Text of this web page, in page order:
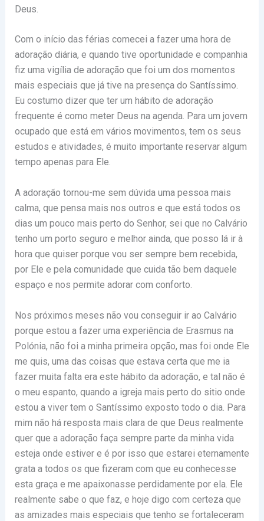
Deus.
Com o início das férias comecei a fazer uma hora de
adoração diária, e quando tive oportunidade e companhia
fiz uma vigília de adoração que foi um dos momentos
mais especiais que já tive na presença do Santíssimo.
Eu costumo dizer que ter um hábito de adoração
frequente é como meter Deus na agenda. Para um jovem
ocupado que está em vários movimentos, tem os seus
estudos e atividades, é muito importante reservar algum
tempo apenas para Ele.
A adoração tornou-me sem dúvida uma pessoa mais
calma, que pensa mais nos outros e que está todos os
dias um pouco mais perto do Senhor, sei que no Calvário
tenho um porto seguro e melhor ainda, que posso lá ir à
hora que quiser porque vou ser sempre bem recebida,
por Ele e pela comunidade que cuida tão bem daquele
espaço e nos permite adorar com conforto.
Nos próximos meses não vou conseguir ir ao Calvário
porque estou a fazer uma experiência de Erasmus na
Polónia, não foi a minha primeira opção, mas foi onde Ele
me quis, uma das coisas que estava certa que me ia
fazer muita falta era este hábito da adoração, e tal não é
o meu espanto, quando a igreja mais perto do sitio onde
estou a viver tem o Santíssimo exposto todo o dia. Para
mim não há resposta mais clara de que Deus realmente
quer que a adoração faça sempre parte da minha vida
esteja onde estiver e é por isso que estarei eternamente
grata a todos os que fizeram com que eu conhecesse
esta graça e me apaixonasse perdidamente por ela. Ele
realmente sabe o que faz, e hoje digo com certeza que
as amizades mais especiais que tenho se fortaleceram